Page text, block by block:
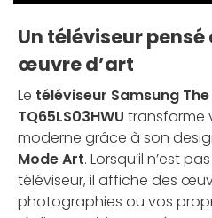
Un téléviseur
œuvre d’art
Le téléviseur Samsung
TQ65LS03HWU transforme
moderne grâce à son
Mode Art. Lorsqu’il n’est
téléviseur, il affiche des
photographies ou vos